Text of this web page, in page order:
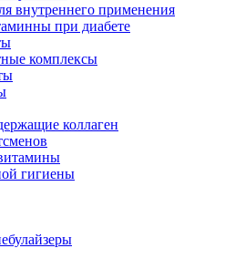
внутреннего применения
при диабете
комплексы
коллаген
гигиены